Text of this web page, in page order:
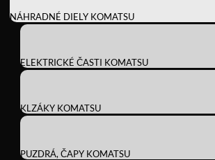
NÁHRADNÉ DIELY KOMATSU
ELEKTRICKÉ ČASTI KOMATSU
KLZÁKY KOMATSU
PUZDRÁ, ČAPY KOMATSU